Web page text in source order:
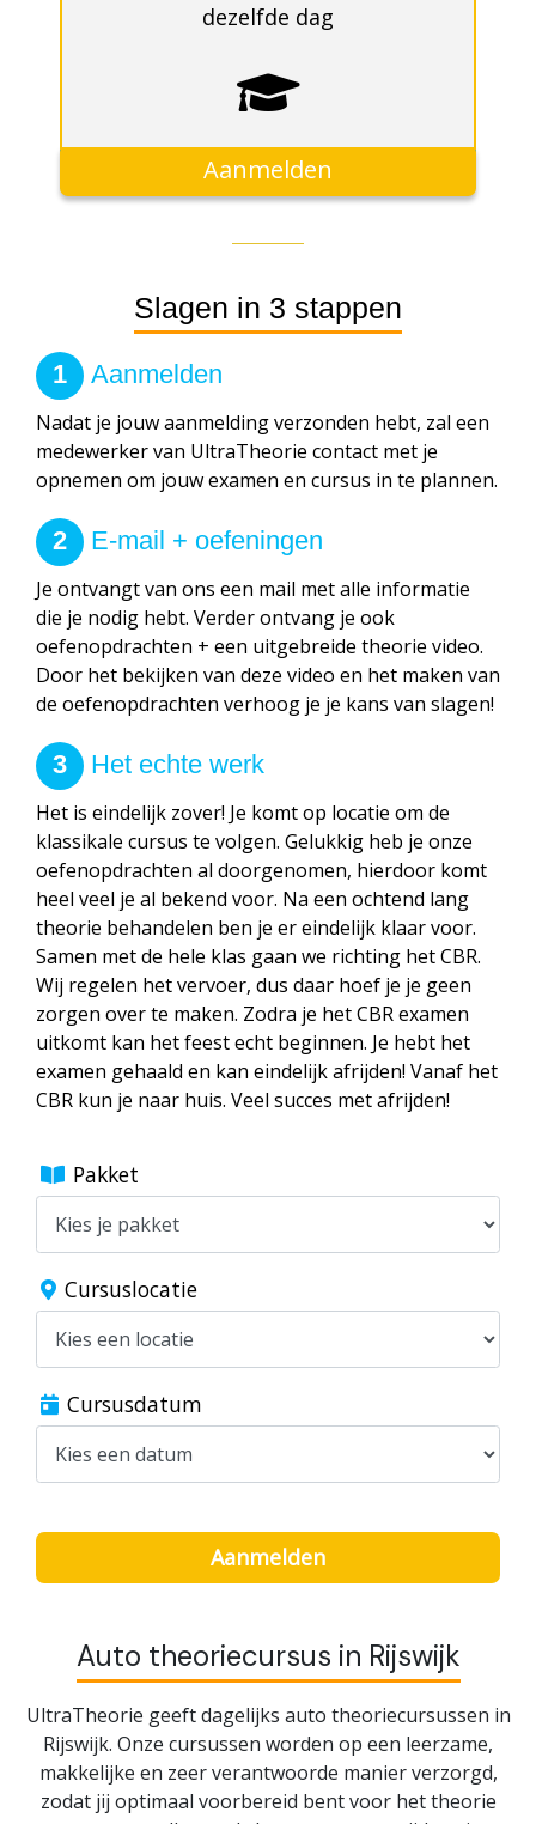
dezelfde dag
Aanmelden
Slagen in 3 stappen
1 Aanmelden
Nadat je jouw aanmelding verzonden hebt, zal een
medewerker van UltraTheorie contact met je
opnemen om jouw examen en cursus in te plannen.
2 E-mail + oefeningen
Je ontvangt van ons een mail met alle informatie
die je nodig hebt. Verder ontvang je ook
oefenopdrachten + een uitgebreide theorie video.
Door het bekijken van deze video en het maken van
de oefenopdrachten verhoog je je kans van slagen!
3 Het echte werk
Het is eindelijk zover! Je komt op locatie om de
klassikale cursus te volgen. Gelukkig heb je onze
oefenopdrachten al doorgenomen, hierdoor komt
heel veel je al bekend voor. Na een ochtend lang
theorie behandelen ben je er eindelijk klaar voor.
Samen met de hele klas gaan we richting het CBR.
Wij regelen het vervoer, dus daar hoef je je geen
zorgen over te maken. Zodra je het CBR examen
uitkomt kan het feest echt beginnen. Je hebt het
examen gehaald en kan eindelijk afrijden! Vanaf het
CBR kun je naar huis. Veel succes met afrijden!
Pakket
Cursuslocatie
Cursusdatum
Aanmelden
Auto theoriecursus in Rijswijk
UltraTheorie geeft dagelijks auto theoriecursussen in
Rijswijk. Onze cursussen worden op een leerzame,
makkelijke en zeer verantwoorde manier verzorgd,
zodat jij optimaal voorbereid bent voor het theorie